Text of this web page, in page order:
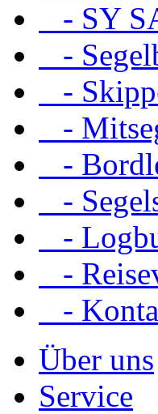
- SY
-
-
-
-
-
-
-
-
Über uns
Service